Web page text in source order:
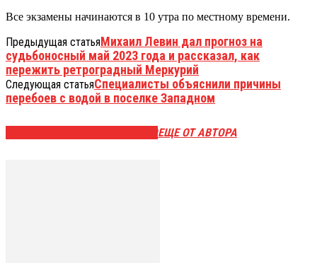
Все экзамены начинаются в 10 утра по местному времени.
Предыдущая статьяМихаил Левин дал прогноз на
судьбоносный май 2023 года и рассказал, как
пережить ретроградный Меркурий
Следующая статьяСпециалисты объяснили причины
перебоев с водой в поселке Западном
ЕЩЕ ОТ АВТОРА